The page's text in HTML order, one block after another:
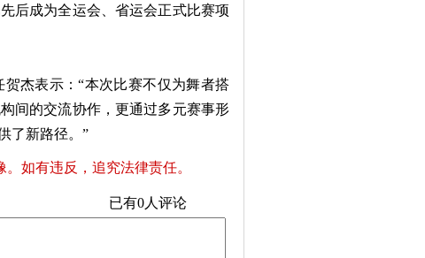
成为全运会、省运会正式比赛项
杰表示：“本次比赛不仅为舞者搭
间的交流协作，更通过多元赛事形
了新路径。”
如有违反，追究法律责任。
已有0人评论